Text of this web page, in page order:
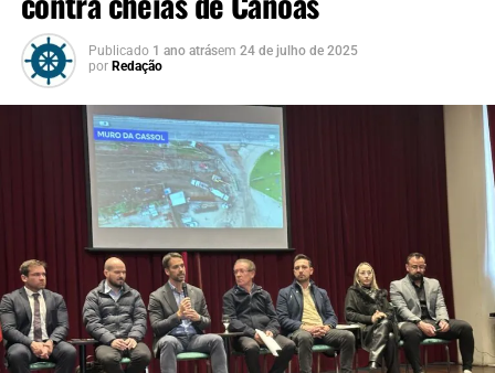
quem pode de fato
colaborar com soluções
para apoiar a população
atingida pela enchente”,
afirmou Roseli.
A secretária Ana Boll ressaltou que a participação
popular é fundamental para a construção de políticas
públicas mais eficazes:
“Fazer saúde com qualidade
Publicado 1 ano atrásem 24 de julho de 2025
por Redação